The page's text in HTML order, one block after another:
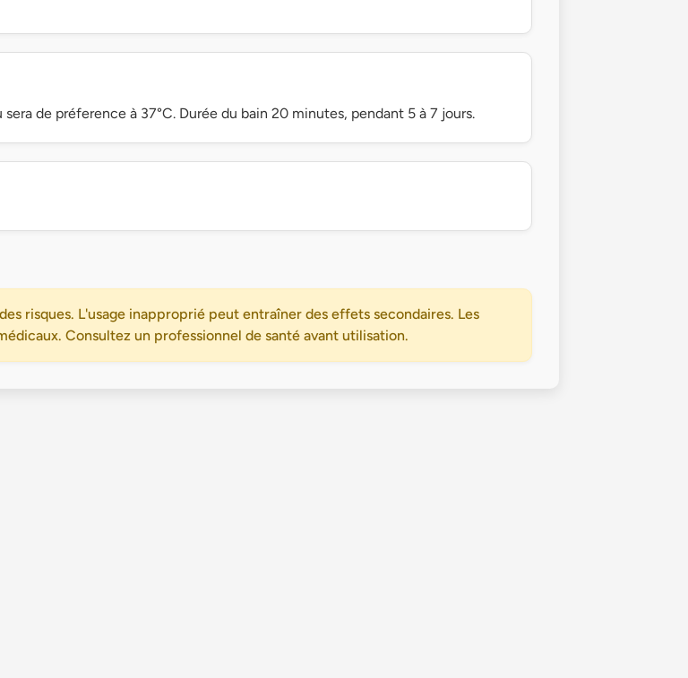
de préference à 37°C. Durée du bain 20 minutes, pendant 5 à 7 jours.
risques. L'usage inapproprié peut entraîner des effets secondaires. Les
Consultez un professionnel de santé avant utilisation.